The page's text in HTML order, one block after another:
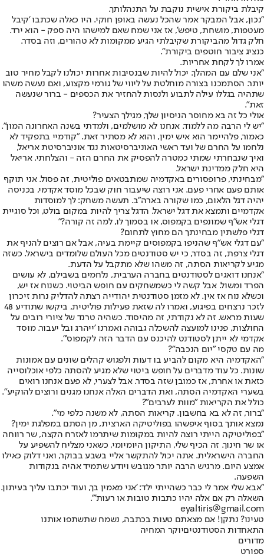
קיבלת ביקורת אישית נוקבת על התנהלותך.
"נכון, אבל המבקר אמר שהכל נעשה באופן חוקי. היו כאלה שכתבו 'קיבל
מעטפות, מושחת, טיפש', אז אני שמח שאם למישהו היה ספק - הוא ירד.
חלק גדול מהביקורת שקיבלתי הגיע ממקומות לא טהורים, וזה בסדר.
כנציג ציבור חוטפים ביקורת".
אמרו לך לקחת אחריות.
"אני שלם עם המהלך. יכול להיות שבנסיבות אחרות יכולנו לקבל מחיר טוב
יותר. הסתמכנו בצורה מוחלטת על ליווי של גורמי מקצוע, ואם נעשה משהו
שתהיה בגללו עילה לתבוע ולנסות להחזיר את הכספים - ברור שנעשה
זאת".
אולי כל זה בא מחוסר הניסיון שלך, מגילך הצעיר?
"יש לי הרבה מה ללמוד. אנחנו לא מושלמים, ולמדתי בשנה האחרונה המון".
כאמור, פלהיימר הוא איש ימין, והוא לא מסתיר זאת. "קודמיי בתפקיד לא
נלחמו על החרם של ועד ראשי האוניברסיטאות נגד אוניברסיטת אריאל,
ואיך שנבחרתי שמתי כמטרה להפסיק את החרם הזה - והצלחתי. אריאל
היא חלק ממדינת ישראל.
"מבחינתי, פרופסורים באקדמיה שמתבטאים פוליטית, זה פסול. אני תוקף
אותם פעם אחרי פעם. אני רוצה שיעבור חוק שבכל מוסד אקדמי, בכניסה
יהיה דגל הלאום, כמו שקורה בארה"ב. תעשה משחק: לך למוסדות
אקדמיים ותמצא את דגל ישראל. הדגל צריך להיות במקום בולט, וכל סוגיית
דגלי אש"ף שמונפים בקמפוס, או בסמוך לו, למה זה קורה?"
דגלי פלשתין מבחינתך הם מחוץ לתחום?
"עם דגלי אש"ף שהניפו בקמפוסים קיימת בעיה, אבל אם רוצים להניף את
דגלי צרפת, זה בסדר, כי יש סטודנטים מכל העולם שלומדים בישראל. כשזה
מגיע לקריאות הסתה, זה משהו שלא מתקבל על הדעת.
"אנחנו דואגים לסטודנטים בחברה הערבית, נלחמים בשבילם, לא עושים
הפרד ומשול. אבל קשה לי כשמשחקים עם חופש הביטוי. כשנוח אז יש,
וכשלא נוח אז אין. לא מזמן סטודנטית יהודייה רצתה להדליק נרות זיכרון
לזכר נרצחים בפיגוע, ואמרו לה שזאת פעילות פוליטית, ביקשו שתודיע 48
שעות מראש. זה לא נקודתי, זה מהיסוד. כשהיה טרנד של ציורי רובים על
החולצות, פנינו למועצה להשכלה גבוהה ואמרנו 'ייהרג ובל יעבור. מוסד
אקדמי לא ייתן לסטודנט להיכנס עם הדבר הזה לקמפוס'".
מה עם טקסי "יום הנכבה"?
"האקדמיה היא מקום להביע בו דעות ולפגוש קהלים שונים עם אמונות
שונות. כל עוד מדברים על חופש ביטוי שלא מגיע להסתה כלפי אוכלוסייה
כזאת או אחרת, אז כמובן שזה בסדר. אבל לצערי, לא פעם אנחנו רואים
בשערי האקדמיה הסתה, ואת הדברים האלה אנחנו מגנים ורוצים להוקיע".
כולל את הקריאות "מוות לערבים"?
"ברור, זה לא בא בחשבון. קריאות הסתה, לא משנה כלפי מי".
נמצא אותך בסוף איפשהו בפוליטיקה הארצית, מן הסתם במפלגת ימין?
"בפוליטיקה הייתי רוצה להיות במקומות שיתרמו לאזרח הקצה, שר רווחה
או שר חינוך. זה הכיף שלי, התיקון היומיומי, כשאני מצליח להשפיע על
החברה הישראלית. אתה יכול להתקשר אליי בשבע בבוקר, ואני דלוק כאילו
אמצע היום. מרגיש הרבה יותר מגובש ויודע שתמיד אהיה בנקודות
השפעה.
"אבא שלי אמר לי כבר כשהייתי ילד: 'אני מאמין בך, ועוד יכתבו עליך בעיתון.
השאלה רק אם אלה יהיו כתבות טובות או רעות'".
eyal1iris@gmail.com
טעינו? נתקן! אם מצאתם טעות בכתבה, נשמח שתשתפו אותנו
התאחדות הסטודנטיםיוקר המחיה
מדורים
ספורט